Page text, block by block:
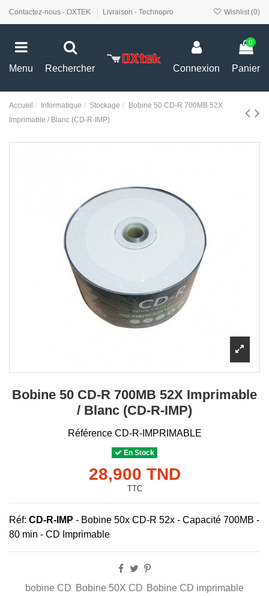
Contactez-nous - OXTEK Livraison - Technopro Wishlist (0)
Menu Rechercher Connexion
0
Panier
Accueil Informatique Stockage
Bobine 50 CD-R 700MB 52X
Imprimable / Blanc (CD-R-IMP)
Bobine 50 CD-R 700MB 52X Imprimable
/ Blanc (CD-R-IMP)
Référence CD-R-IMPRIMABLE
En Stock
28,900 TND
TTC
Réf: CD-R-IMP - Bobine 50x CD-R 52x - Capacité 700MB -
80 min - CD Imprimable
bobine CD Bobine 50X CD Bobine CD imprimable